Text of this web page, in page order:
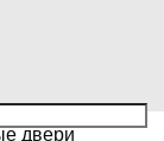
двери